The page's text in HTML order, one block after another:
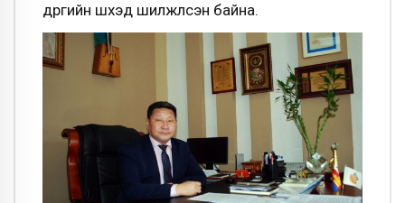
дүүргийн шүүхэд шилжүүлсэн байна.